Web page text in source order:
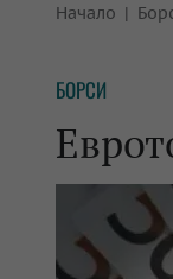
БОРСИ
КРИПТО
БАНКИ
ПАРИТЕ
Начало
БОРСИ